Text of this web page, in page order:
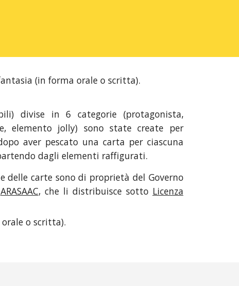
(in forma orale o scritta).
divise in 6 categorie (protagonista,
elemento jolly) sono state create per
aver pescato una carta per ciascuna
dagli elementi raffigurati.
carte sono di proprietà del Governo
ARASAAC, che li distribuisce sotto Licenza
o scritta).